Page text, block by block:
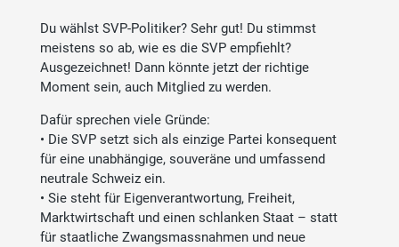
Du wählst SVP-Politiker? Sehr gut! Du stimmst
meistens so ab, wie es die SVP empfiehlt?
Ausgezeichnet! Dann könnte jetzt der richtige
Moment sein, auch Mitglied zu werden.
Dafür sprechen viele Gründe:
• Die SVP setzt sich als einzige Partei konsequent
für eine unabhängige, souveräne und umfassend
neutrale Schweiz ein.
• Sie steht für Eigenverantwortung, Freiheit,
Marktwirtschaft und einen schlanken Staat – statt
für staatliche Zwangsmassnahmen und neue